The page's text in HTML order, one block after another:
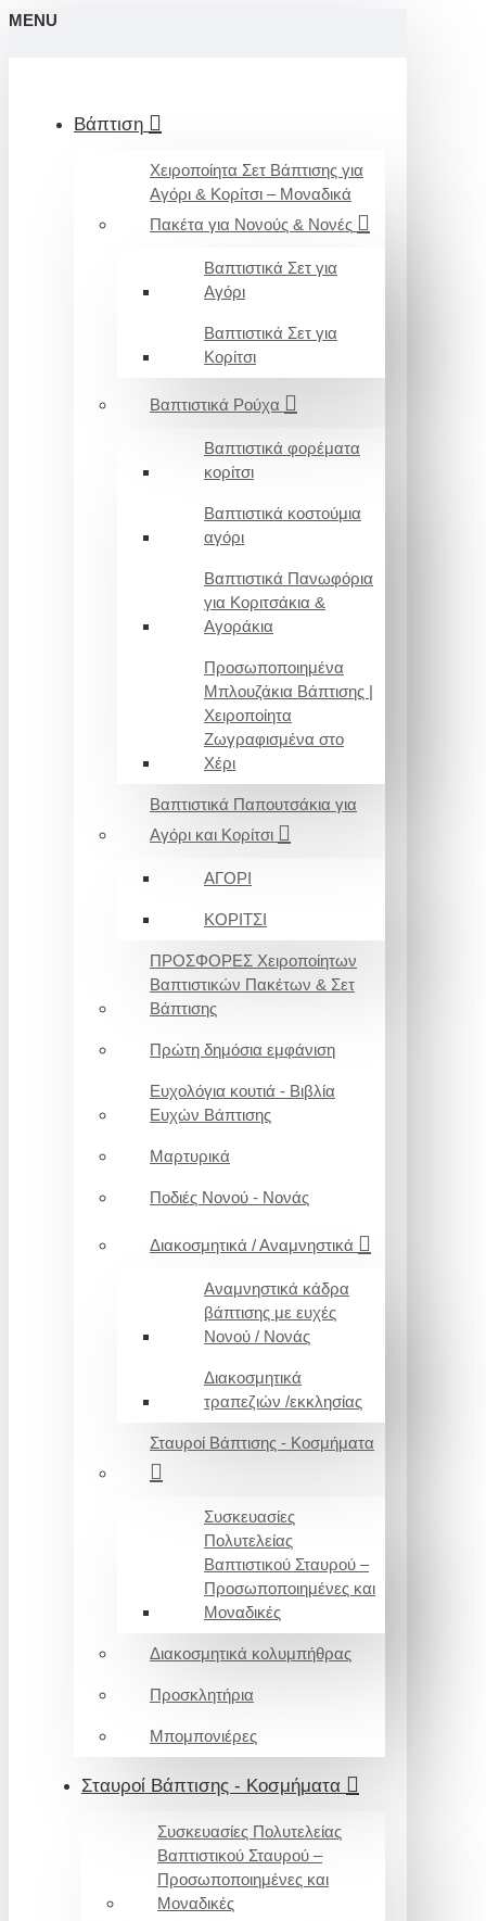
MENU
Βάπτιση
Χειροποίητα Σετ Βάπτισης για
Αγόρι & Κορίτσι – Μοναδικά
Πακέτα για Νονούς & Νονές
Βαπτιστικά Σετ για
Αγόρι
Βαπτιστικά Σετ για
Κορίτσι
Βαπτιστικά Ρούχα
Βαπτιστικά φορέματα
κορίτσι
Βαπτιστικά κοστούμια
αγόρι
Βαπτιστικά Πανωφόρια
για Κοριτσάκια &
Αγοράκια
Προσωποποιημένα
Μπλουζάκια Βάπτισης |
Χειροποίητα
Ζωγραφισμένα στο
Χέρι
Βαπτιστικά Παπουτσάκια για
Αγόρι και Κορίτσι
ΑΓΟΡΙ
ΚΟΡΙΤΣΙ
ΠΡΟΣΦΟΡΕΣ Χειροποίητων
Βαπτιστικών Πακέτων & Σετ
Βάπτισης
Πρώτη δημόσια εμφάνιση
Ευχολόγια κουτιά - Βιβλία
Ευχών Βάπτισης
Μαρτυρικά
Ποδιές Νονού - Νονάς
Διακοσμητικά / Αναμνηστικά
Αναμνηστικά κάδρα
βάπτισης με ευχές
Νονού / Νονάς
Διακοσμητικά
τραπεζιών /εκκλησίας
Σταυροί Βάπτισης - Κοσμήματα
Συσκευασίες
Πολυτελείας
Βαπτιστικού Σταυρού –
Προσωποποιημένες και
Μοναδικές
Διακοσμητικά κολυμπήθρας
Προσκλητήρια
Μπομπονιέρες
Σταυροί Βάπτισης - Κοσμήματα
Συσκευασίες Πολυτελείας
Βαπτιστικού Σταυρού –
Προσωποποιημένες και
Μοναδικές